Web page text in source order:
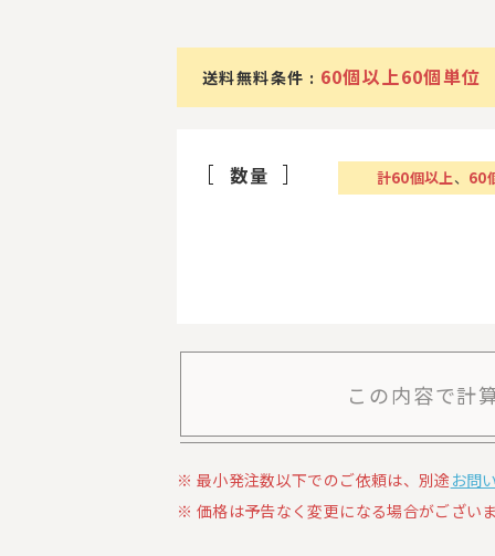
送料無料条件 : 60個以上60個単位
数量 計60個以上、 60
この内容で計
最小発注数以下でのご依頼は、別途 お問
価格は予告なく変更になる場合がござい